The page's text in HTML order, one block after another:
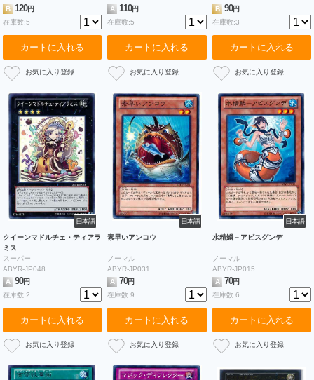
B
120円
在庫数:5
カートに入れる
A
110円
在庫数:5
カートに入れる
B 90円
在庫数:3
カートに入れる
日本語
クイーンマドルチェ・ティアラ
ミス
スーパー
ABYR-JP048
A
90円
在庫数:2
カートに入れる
日本語
素早いアンコウ
ノーマル
ABYR-JP031
A
70円
在庫数:9
カートに入れる
日本語
水精鱗－アビスグンデ
ノーマル
ABYR-JP015
A 70円
在庫数:6
カートに入れる